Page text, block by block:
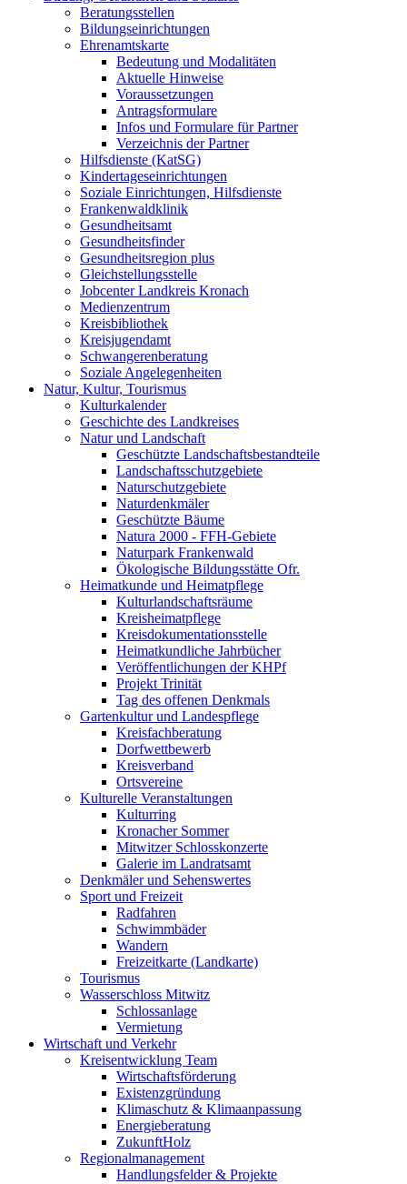
Beratungsstellen
Bildungseinrichtungen
Ehrenamtskarte
Bedeutung und Modalitäten
Aktuelle Hinweise
Voraussetzungen
Antragsformulare
Infos und Formulare für Partner
Verzeichnis der Partner
Hilfsdienste (KatSG)
Kindertageseinrichtungen
Soziale Einrichtungen, Hilfsdienste
Frankenwaldklinik
Gesundheitsamt
Gesundheitsfinder
Gesundheitsregion plus
Gleichstellungsstelle
Jobcenter Landkreis Kronach
Medienzentrum
Kreisbibliothek
Kreisjugendamt
Schwangerenberatung
Soziale Angelegenheiten
Natur, Kultur, Tourismus
Kulturkalender
Geschichte des Landkreises
Natur und Landschaft
Geschützte Landschaftsbestandteile
Landschaftsschutzgebiete
Naturschutzgebiete
Naturdenkmäler
Geschützte Bäume
Natura 2000 - FFH-Gebiete
Naturpark Frankenwald
Ökologische Bildungsstätte Ofr.
Heimatkunde und Heimatpflege
Kulturlandschaftsräume
Kreisheimatpflege
Kreisdokumentationsstelle
Heimatkundliche Jahrbücher
Veröffentlichungen der KHPf
Projekt Trinität
Tag des offenen Denkmals
Gartenkultur und Landespflege
Kreisfachberatung
Dorfwettbewerb
Kreisverband
Ortsvereine
Kulturelle Veranstaltungen
Kulturring
Kronacher Sommer
Mitwitzer Schlosskonzerte
Galerie im Landratsamt
Denkmäler und Sehenswertes
Sport und Freizeit
Radfahren
Schwimmbäder
Wandern
Freizeitkarte (Landkarte)
Tourismus
Wasserschloss Mitwitz
Schlossanlage
Vermietung
Wirtschaft und Verkehr
Kreisentwicklung Team
Wirtschaftsförderung
Existenzgründung
Klimaschutz & Klimaanpassung
Energieberatung
ZukunftHolz
Regionalmanagement
Handlungsfelder & Projekte